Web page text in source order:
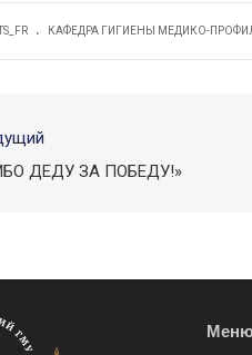
. КАФЕДРА ГИГИЕНЫ МЕДИКО-
ДЕДУ ЗА ПОБЕДУ!»